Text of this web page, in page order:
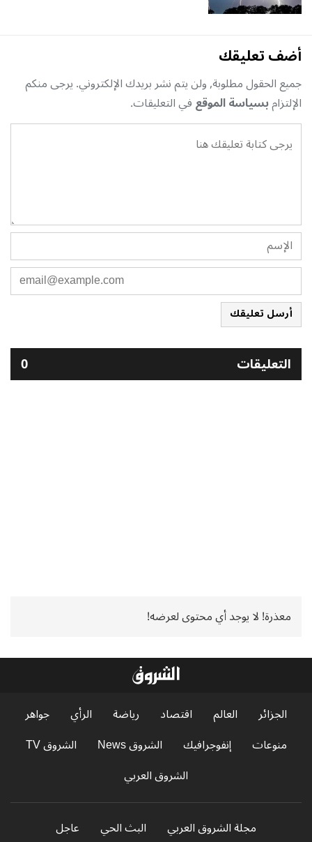
أضف تعليقك
جميع الحقول مطلوبة, ولن يتم نشر بريدك الإلكتروني. يرجى منكم
الإلتزامبسياسة الموقعفي التعليقات.
أرسل تعليقك
التعليقات 0
معذرة! لا يوجد أي محتوى لعرضه!
الجزائر العالم اقتصاد رياضة الرأي
جواهر
منوعات
إنفوجرافيك الشروق News
الشروق TV
الشروق العربي
مجلة الشروق العربي البث الحي عاجل